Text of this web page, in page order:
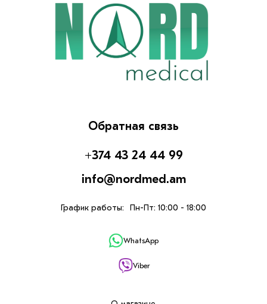
Обратная связь
+374 43 24 44 99
info@nordmed.am
График работы: Пн-Пт: 10:00 - 18:00
WhatsApp
Viber